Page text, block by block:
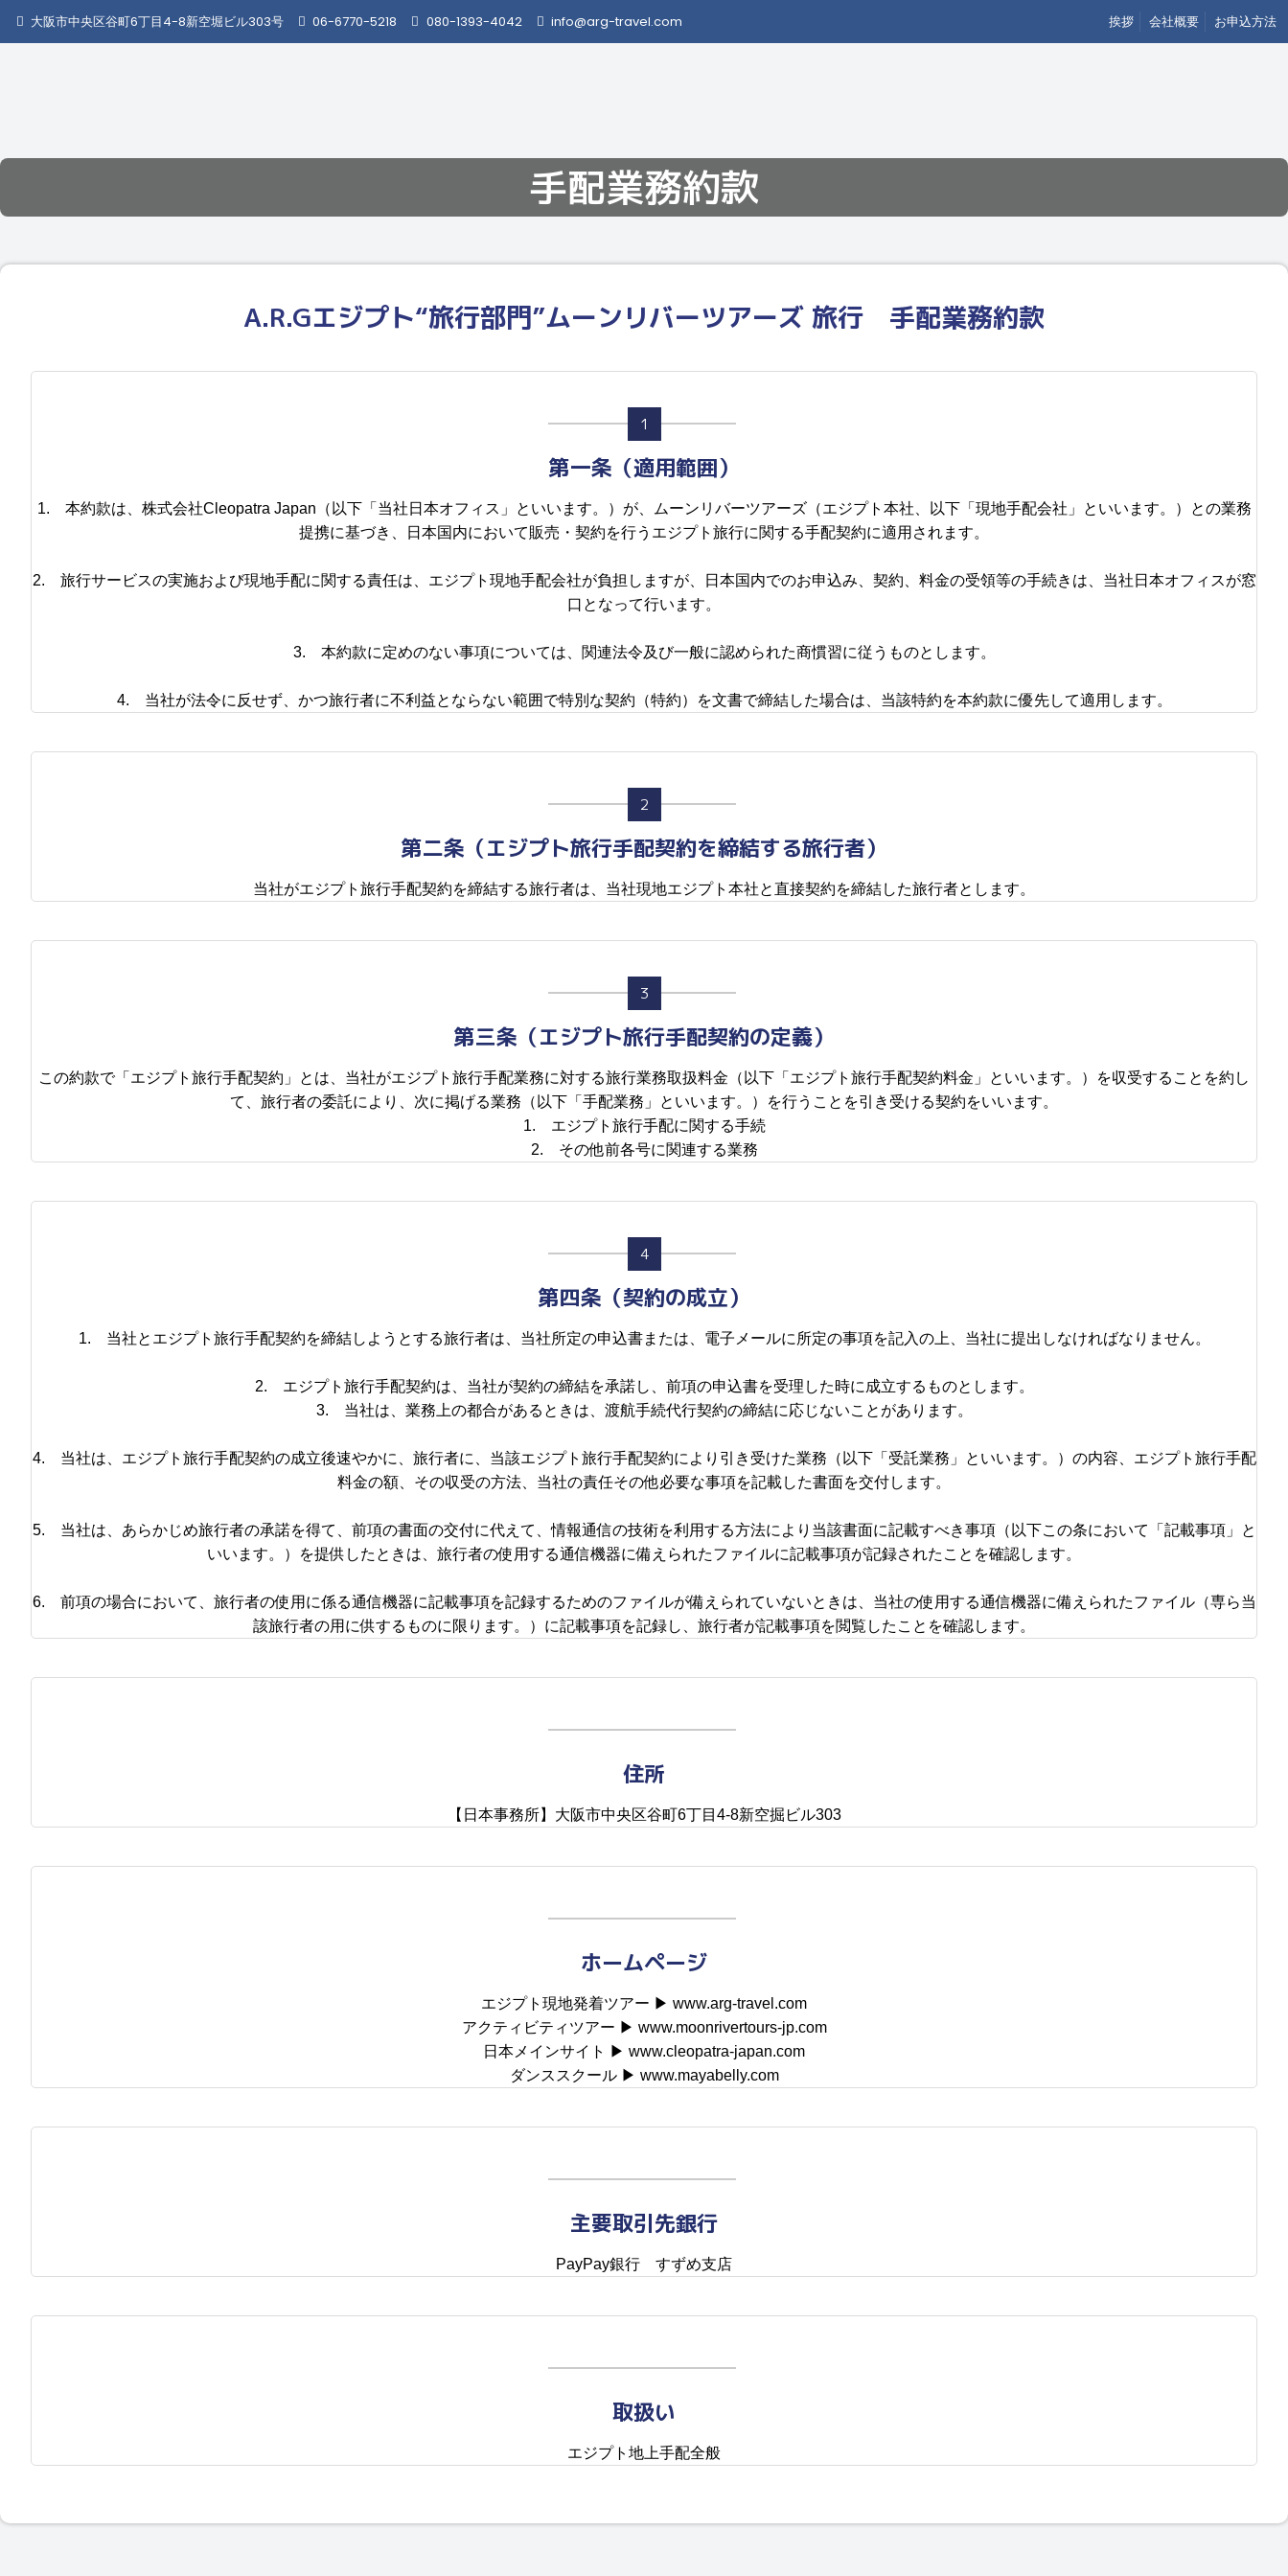
大阪市中央区谷町6丁目4-8新空堀ビル303号 06-6770-5218 080-1393-4042 info@arg-travel.com 挨拶 会社概要 お申込方法
手配業務約款
A.R.Gエジプト“旅行部門”ムーンリバーツアーズ 旅行 手配業務約款
1
第一条（適用範囲）
1. 本約款は、株式会社Cleopatra Japan（以下「当社日本オフィス」といいます。）が、ムーンリバーツアーズ（エジプト本社、以下「現地手配会社」といいます。）との業務
提携に基づき、日本国内において販売・契約を行うエジプト旅行に関する手配契約に適用されます。
2. 旅行サービスの実施および現地手配に関する責任は、エジプト現地手配会社が負担しますが、日本国内でのお申込み、契約、料金の受領等の手続きは、当社日本オフィスが窓
口となって行います。
3. 本約款に定めのない事項については、関連法令及び一般に認められた商慣習に従うものとします。
4. 当社が法令に反せず、かつ旅行者に不利益とならない範囲で特別な契約（特約）を文書で締結した場合は、当該特約を本約款に優先して適用します。
2
第二条（エジプト旅行手配契約を締結する旅行者）
当社がエジプト旅行手配契約を締結する旅行者は、当社現地エジプト本社と直接契約を締結した旅行者とします。
3
第三条（エジプト旅行手配契約の定義）
この約款で「エジプト旅行手配契約」とは、当社がエジプト旅行手配業務に対する旅行業務取扱料金（以下「エジプト旅行手配契約料金」といいます。）を収受することを約し
て、旅行者の委託により、次に掲げる業務（以下「手配業務」といいます。）を行うことを引き受ける契約をいいます。
1. エジプト旅行手配に関する手続
2. その他前各号に関連する業務
4
第四条（契約の成立）
1. 当社とエジプト旅行手配契約を締結しようとする旅行者は、当社所定の申込書または、電子メールに所定の事項を記入の上、当社に提出しなければなりません。
2. エジプト旅行手配契約は、当社が契約の締結を承諾し、前項の申込書を受理した時に成立するものとします。
3. 当社は、業務上の都合があるときは、渡航手続代行契約の締結に応じないことがあります。
4. 当社は、エジプト旅行手配契約の成立後速やかに、旅行者に、当該エジプト旅行手配契約により引き受けた業務（以下「受託業務」といいます。）の内容、エジプト旅行手配
料金の額、その収受の方法、当社の責任その他必要な事項を記載した書面を交付します。
5. 当社は、あらかじめ旅行者の承諾を得て、前項の書面の交付に代えて、情報通信の技術を利用する方法により当該書面に記載すべき事項（以下この条において「記載事項」と
いいます。）を提供したときは、旅行者の使用する通信機器に備えられたファイルに記載事項が記録されたことを確認します。
6. 前項の場合において、旅行者の使用に係る通信機器に記載事項を記録するためのファイルが備えられていないときは、当社の使用する通信機器に備えられたファイル（専ら当
該旅行者の用に供するものに限ります。）に記載事項を記録し、旅行者が記載事項を閲覧したことを確認します。
住所
【日本事務所】大阪市中央区谷町6丁目4-8新空掘ビル303
ホームページ
エジプト現地発着ツアー ▶︎ www.arg-travel.com
アクティビティツアー ▶︎ www.moonrivertours-jp.com
日本メインサイト ▶︎ www.cleopatra-japan.com
ダンススクール ▶︎ www.mayabelly.com
主要取引先銀行
PayPay銀行 すずめ支店
取扱い
エジプト地上手配全般